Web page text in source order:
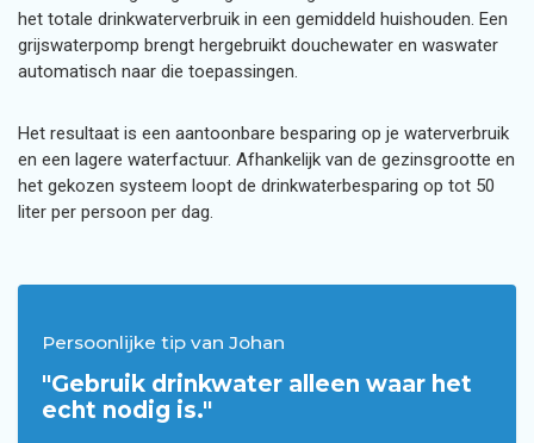
het totale drinkwaterverbruik in een gemiddeld huishouden. Een
grijswaterpomp brengt hergebruikt douchewater en waswater
automatisch naar die toepassingen.
Het resultaat is een aantoonbare besparing op je waterverbruik
en een lagere waterfactuur. Afhankelijk van de gezinsgrootte en
het gekozen systeem loopt de drinkwaterbesparing op tot 50
liter per persoon per dag.
Persoonlijke tip van Johan
"Gebruik drinkwater alleen waar het
echt nodig is."